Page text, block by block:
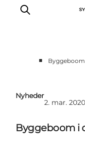
Presse
■
Nyheder
2. mar. 2020
Byggeboom i